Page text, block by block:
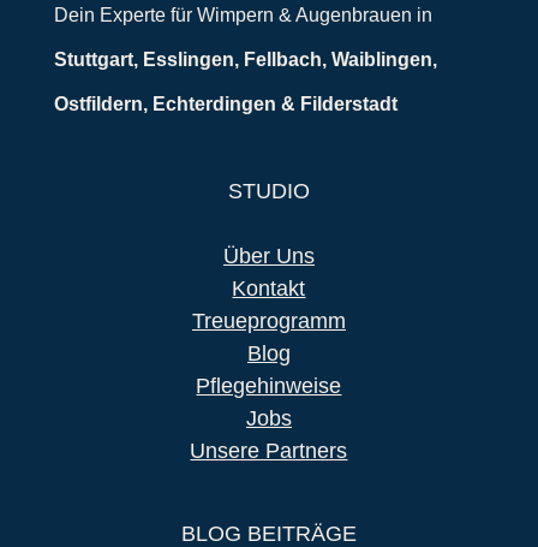
Dein Experte für Wimpern & Augenbrauen in
Stuttgart, Esslingen, Fellbach, Waiblingen,
Ostfildern, Echterdingen & Filderstadt
STUDIO
Über Uns
Kontakt
Treueprogramm
Blog
Pflegehinweise
Jobs
Unsere Partners
BLOG BEITRÄGE